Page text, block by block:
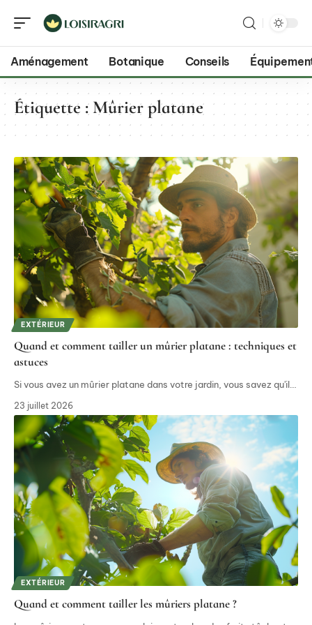
Aménagement Botanique Conseils
Étiquette :Mûrier platane
EXTÉRIEUR
Quand et comment tailler un mûrier platane : techniques et
astuces
Si vous avez un mûrier platane dans votre jardin, vous savez qu'il
23 juillet 2026
EXTÉRIEUR
Quand et comment tailler les mûriers platane ?